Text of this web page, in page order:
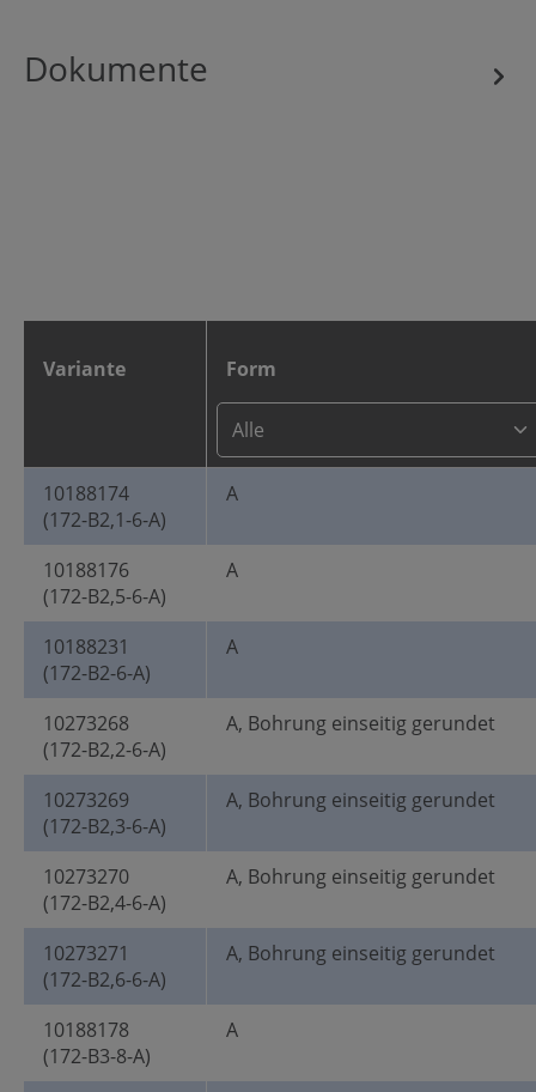
Dokumente
Variante Form
10188174
(172-B2,1-6-A)
A
10188176
(172-B2,5-6-A)
A
10188231
(172-B2-6-A)
A
10273268
(172-B2,2-6-A)
A, Bohrung einseitig gerundet
10273269
(172-B2,3-6-A)
A, Bohrung einseitig gerundet
10273270
(172-B2,4-6-A)
A, Bohrung einseitig gerundet
10273271
(172-B2,6-6-A)
A, Bohrung einseitig gerundet
10188178
(172-B3-8-A)
A